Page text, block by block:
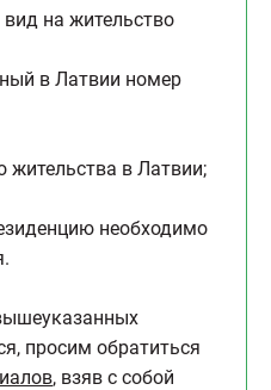
на жительство
в Латвии номер
жительства в Латвии;
необходимо
просим обратиться
, взяв с собой